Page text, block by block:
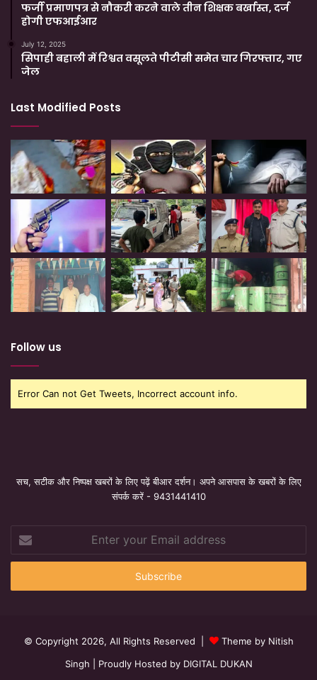
फर्जी प्रमाणपत्र से नौकरी करने वाले तीन शिक्षक बर्खास्त, दर्ज
होगी एफआईआर
July 12, 2025
सिपाही बहाली में रिश्वत वसूलते पीटीसी समेत चार गिरफ्तार, गए
जेल
Last Modified Posts
Follow us
Error Can not Get Tweets, Incorrect account info.
सच, सटीक और निष्पक्ष खबरों के लिए पढ़ें बीआर दर्शन। अपने आसपास के खबरों के लिए
संपर्क करें - 9431441410
your
Email
© Copyright 2026, All Rights Reserved |
Theme by Nitish
Singh | Proudly Hosted by DIGITAL DUKAN